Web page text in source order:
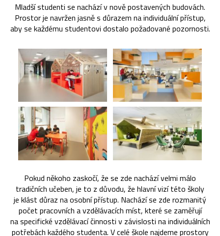
Mladší studenti se nachází v nově postavených budovách.
Prostor je navržen jasně s důrazem na individuální přístup,
aby se každému studentovi dostalo požadované pozornosti.
Pokud někoho zaskočí, že se zde nachází velmi málo
tradičních učeben, je to z důvodu, že hlavní vizí této školy
je klást důraz na osobní přístup. Nachází se zde rozmanitý
počet pracovních a vzdělávacích míst, které se zaměřují
na specifické vzdělávací činnosti v závislosti na individuálních
potřebách každého studenta. V celé škole najdeme prostory